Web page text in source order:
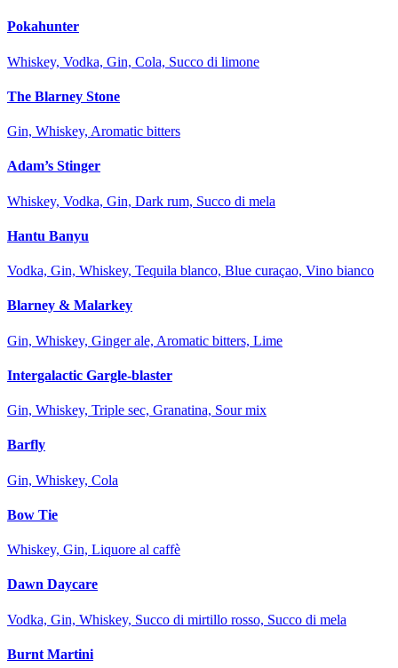
Pokahunter
Whiskey, Vodka, Gin, Cola, Succo di limone
The Blarney Stone
Gin, Whiskey, Aromatic bitters
Adam’s Stinger
Whiskey, Vodka, Gin, Dark rum, Succo di mela
Hantu Banyu
Vodka, Gin, Whiskey, Tequila blanco, Blue curaçao, Vino bianco
Blarney & Malarkey
Gin, Whiskey, Ginger ale, Aromatic bitters, Lime
Intergalactic Gargle-blaster
Gin, Whiskey, Triple sec, Granatina, Sour mix
Barfly
Gin, Whiskey, Cola
Bow Tie
Whiskey, Gin, Liquore al caffè
Dawn Daycare
Vodka, Gin, Whiskey, Succo di mirtillo rosso, Succo di mela
Burnt Martini